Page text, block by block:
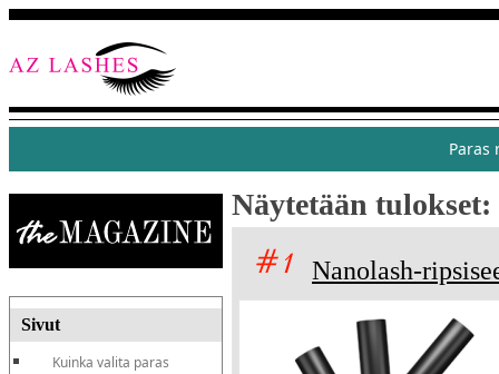
Paras
Näytetään tulokset:
Nanolash-
Sivut
Kuinka valita paras